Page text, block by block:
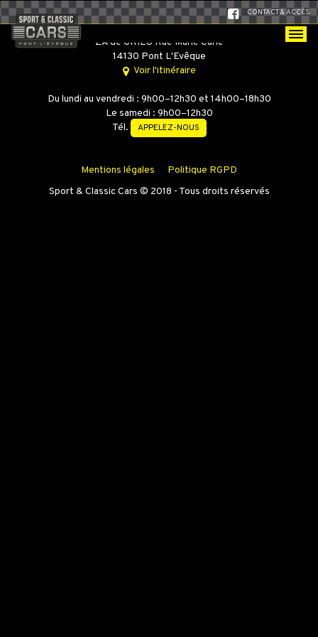
CONTACT & ACCÈS
SPORT & CLASSIC CARS
ZA de GRIEU Rue Marie Curie
14130 Pont L'Evêque
Voir l'itinéraire
Du lundi au vendredi : 9h00–12h30 et 14h00–18h30
Le samedi : 9h00–12h30
Tél.
APPELEZ-NOUS
Mentions légales
Politique RGPD
Sport & Classic Cars © 2018 - Tous droits réservés